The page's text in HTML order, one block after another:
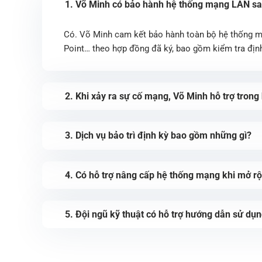
1. Võ Minh có bảo hành hệ thống mạng LAN
Có. Võ Minh cam kết bảo hành toàn bộ hệ thống
Point… theo hợp đồng đã ký, bao gồm kiểm tra
2. Khi xảy ra sự cố mạng, Võ Minh hỗ trợ trong
3. Dịch vụ bảo trì định kỳ bao gồm những gì?
4. Có hỗ trợ nâng cấp hệ thống mạng khi mở
5. Đội ngũ kỹ thuật có hỗ trợ hướng dẫn sử